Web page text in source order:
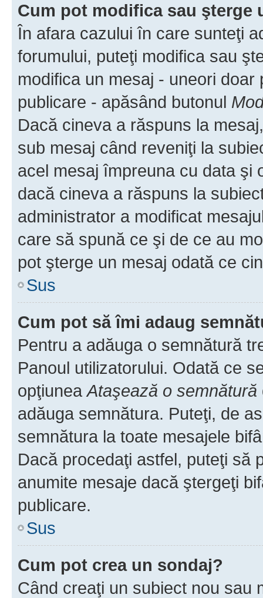
Cum pot modifica sau şterge
În afara cazului în care sunteţi
forumului, puteţi modifica sau
modifica un mesaj - uneori
publicare - apăsând butonul
Dacă cineva a răspuns la
sub mesaj când reveniţi la
acel mesaj împreuna cu data şi
dacă cineva a răspuns la
administrator a modificat
care să spună ce şi de ce au
pot şterge un mesaj odată ce
Sus
Cum pot să îmi adaug
Pentru a adăuga o semnătură
Panoul utilizatorului. Odată ce
opţiuneaAtaşează o semnătură
adăuga semnătura. Puteţi, de
semnătura la toate mesajele
Dacă procedaţi astfel, puteţi să
anumite mesaje dacă ştergeţi
publicare.
Sus
Cum pot crea un sondaj?
Când creaţi un subiect nou sau